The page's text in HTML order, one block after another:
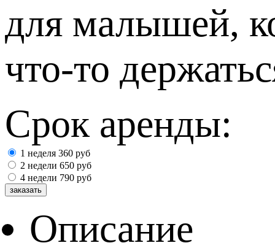
для малышей,
что-то
Срок аренды:
1 неделя 360 руб
2 недели 650 руб
4 недели 790 руб
Описание